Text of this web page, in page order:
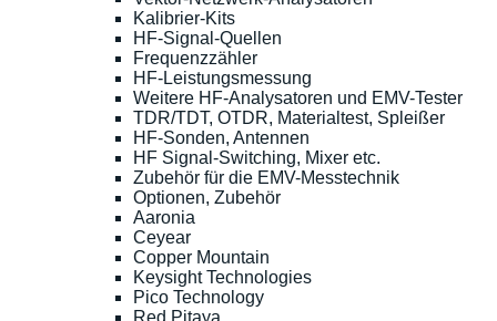
Kalibrier-Kits
HF-Signal-Quellen
Frequenzzähler
HF-Leistungsmessung
Weitere HF-Analysatoren und EMV-Tester
TDR/TDT, OTDR, Materialtest, Spleißer
HF-Sonden, Antennen
HF Signal-Switching, Mixer etc.
Zubehör für die EMV-Messtechnik
Optionen, Zubehör
Aaronia
Ceyear
Copper Mountain
Keysight Technologies
Pico Technology
Red Pitaya